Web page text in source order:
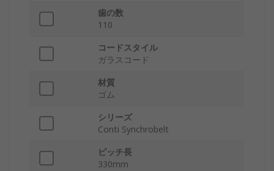
歯の数
110
コードスタイル
ガラスコード
材質
ゴム
シリーズ
Conti Synchrobelt
ピッチ長
330mm